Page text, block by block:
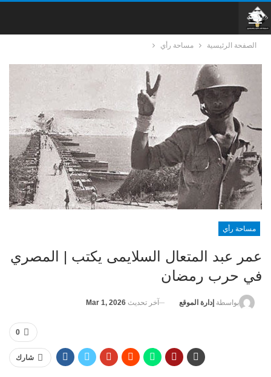
الصفحة الرئيسية مساحة رأي
مساحة رأي
عمر عبد المتعال السلايمى يكتب | المصري
في حرب رمضان
بواسطة إدارة الموقع آخر تحديث Mar 1, 2026
0
شارك